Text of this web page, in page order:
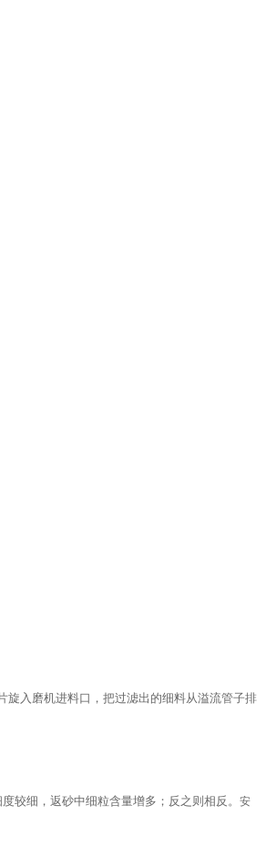
旋入磨机进料口，把过滤出的细料从溢流管子排
较细，返砂中细粒含量增多；反之则相反。 安